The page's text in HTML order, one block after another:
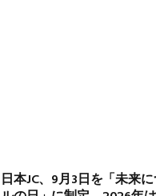
日本JC、9月3日を「未来